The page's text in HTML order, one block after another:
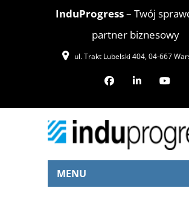
InduProgress– Twój
partner biznesowy
ul. Trakt Lubelski 404, 04-667
MENU